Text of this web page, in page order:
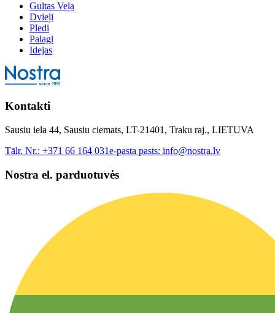
Gultas Veļa
Dvieļi
Pledi
Palagi
Idejas
Kontakti
Sausiu iela 44, Sausiu ciemats, LT-21401, Traku raj., LIETUVA
Tālr. Nr.: +371 66 164 031e-pasta pasts: info@nostra.lv
Nostra el. parduotuvės